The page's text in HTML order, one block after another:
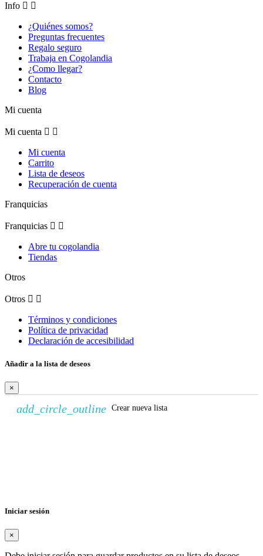
Info  
¿Quiénes somos?
Preguntas frecuentes
Regalo seguro
Trabaja en Cogolandia
¿Como llegar?
Contacto
Blog
Mi cuenta
Mi cuenta  
Mi cuenta
Carrito
Lista de deseos
Recuperación de cuenta
Franquicias
Franquicias  
Abre tu cogolandia
Tiendas
Otros
Otros  
Términos y condiciones
Política de privacidad
Declaración de accesibilidad
Añadir a la lista de deseos
×
add_circle_outline Crear nueva lista
Iniciar sesión
×